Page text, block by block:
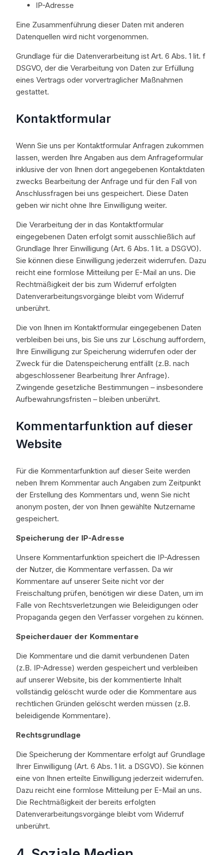
IP-Adresse
Eine Zusammenführung dieser Daten mit anderen
Datenquellen wird nicht vorgenommen.
Grundlage für die Datenverarbeitung ist Art. 6 Abs. 1 lit. f
DSGVO, der die Verarbeitung von Daten zur Erfüllung
eines Vertrags oder vorvertraglicher Maßnahmen
gestattet.
Kontaktformular
Wenn Sie uns per Kontaktformular Anfragen zukommen
lassen, werden Ihre Angaben aus dem Anfrageformular
inklusive der von Ihnen dort angegebenen Kontaktdaten
zwecks Bearbeitung der Anfrage und für den Fall von
Anschlussfragen bei uns gespeichert. Diese Daten
geben wir nicht ohne Ihre Einwilligung weiter.
Die Verarbeitung der in das Kontaktformular
eingegebenen Daten erfolgt somit ausschließlich auf
Grundlage Ihrer Einwilligung (Art. 6 Abs. 1 lit. a DSGVO).
Sie können diese Einwilligung jederzeit widerrufen. Dazu
reicht eine formlose Mitteilung per E-Mail an uns. Die
Rechtmäßigkeit der bis zum Widerruf erfolgten
Datenverarbeitungsvorgänge bleibt vom Widerruf
unberührt.
Die von Ihnen im Kontaktformular eingegebenen Daten
verbleiben bei uns, bis Sie uns zur Löschung auffordern,
Ihre Einwilligung zur Speicherung widerrufen oder der
Zweck für die Datenspeicherung entfällt (z.B. nach
abgeschlossener Bearbeitung Ihrer Anfrage).
Zwingende gesetzliche Bestimmungen – insbesondere
Aufbewahrungsfristen – bleiben unberührt.
Kommentarfunktion auf dieser
Website
Für die Kommentarfunktion auf dieser Seite werden
neben Ihrem Kommentar auch Angaben zum Zeitpunkt
der Erstellung des Kommentars und, wenn Sie nicht
anonym posten, der von Ihnen gewählte Nutzername
gespeichert.
Speicherung der IP-Adresse
Unsere Kommentarfunktion speichert die IP-Adressen
der Nutzer, die Kommentare verfassen. Da wir
Kommentare auf unserer Seite nicht vor der
Freischaltung prüfen, benötigen wir diese Daten, um im
Falle von Rechtsverletzungen wie Beleidigungen oder
Propaganda gegen den Verfasser vorgehen zu können.
Speicherdauer der Kommentare
Die Kommentare und die damit verbundenen Daten
(z.B. IP-Adresse) werden gespeichert und verbleiben
auf unserer Website, bis der kommentierte Inhalt
vollständig gelöscht wurde oder die Kommentare aus
rechtlichen Gründen gelöscht werden müssen (z.B.
beleidigende Kommentare).
Rechtsgrundlage
Die Speicherung der Kommentare erfolgt auf Grundlage
Ihrer Einwilligung (Art. 6 Abs. 1 lit. a DSGVO). Sie können
eine von Ihnen erteilte Einwilligung jederzeit widerrufen.
Dazu reicht eine formlose Mitteilung per E-Mail an uns.
Die Rechtmäßigkeit der bereits erfolgten
Datenverarbeitungsvorgänge bleibt vom Widerruf
unberührt.